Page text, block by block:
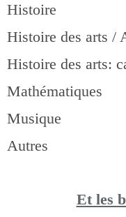
Histoire
Histoire des arts /
Histoire des arts:
Mathématiques
Musique
Autres
Et les